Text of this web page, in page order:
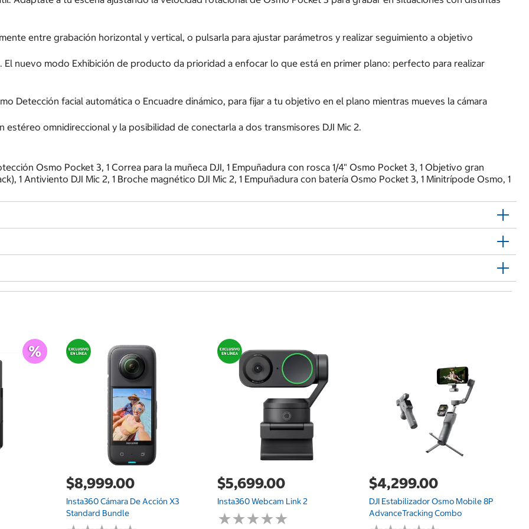
entre grabación horizontal y vertical, o pulsarla para ajustar parámetros y realizar seguimiento a objetivo
nuevo modo Exhibición de producto da prioridad a enfocar lo que está en primer plano: perfecto para realizar
Detección facial automática o Encuadre dinámico, para fijar a tu objetivo en el plano mientras mueves la cámara
omnidireccional y la posibilidad de conectarla a dos transmisores DJI Mic 2.
Osmo Pocket 3, 1 Correa para la muñeca DJI, 1 Empuñadura con rosca 1/4" Osmo Pocket 3, 1 Objetivo gran
1 Antiviento DJI Mic 2, 1 Broche magnético DJI Mic 2, 1 Empuñadura con batería Osmo Pocket 3, 1 Minitrípode Osmo, 1
$8,999.00
Insta360 Cámara De Acción X3
Standard Bundle
$5,699.00
Insta360 Webcam Link 2
★★★★★
★★★★★
$4,299.00
DJI Estabilizador Osmo Mobile 8P
AdvanceTracking Combo